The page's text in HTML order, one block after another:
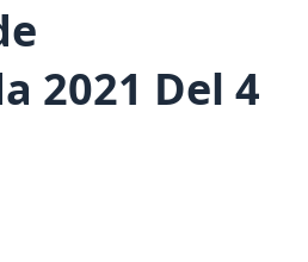
2021 Del 4